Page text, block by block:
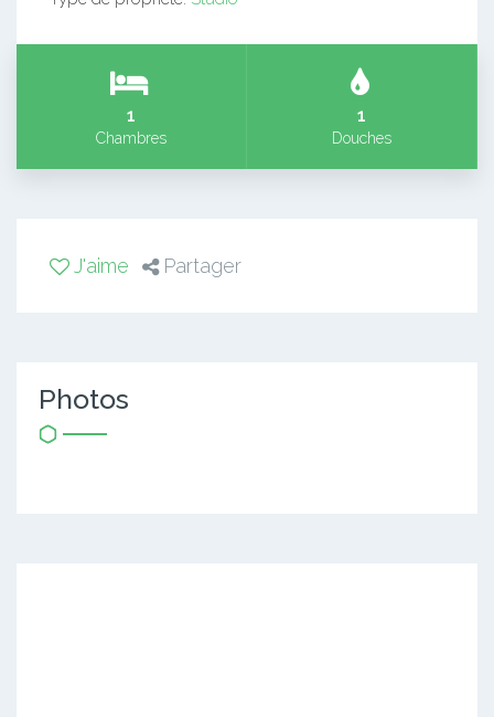
1
Chambres
1
Douches
J'aime Partager
Photos